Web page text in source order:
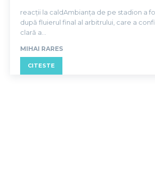
reacții la caldAmbianța de pe stadion a
după fluierul final al arbitrului, care a
clară a...
MIHAI RARES
CITESTE